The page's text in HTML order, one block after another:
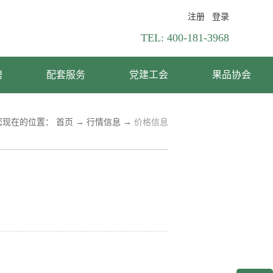
登录
注册
TEL: 400-181-3968
配套服务 党建工会 果品协会
现在的位置： 首页 → 行情信息 → 价格信息